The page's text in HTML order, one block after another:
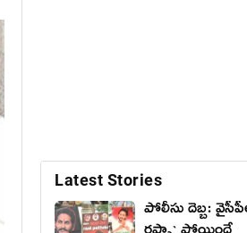
Latest Stories
పోలీసు దెబ్బ: